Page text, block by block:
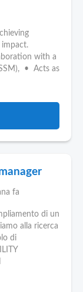
impact.
with a
• Acts as
fa
di un
alla ricerca
di